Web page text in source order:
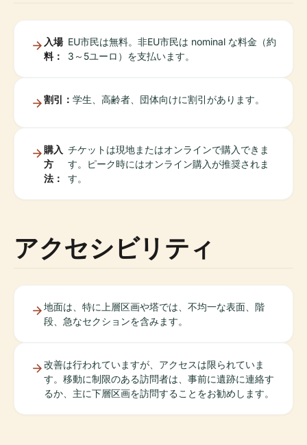
入場
料：
EU市民は無料。非EU市民は nominal な料金（約
3～5ユーロ）を支払います。
割引： 学生、高齢者、団体向けに割引があります。
購入
方
法：
チケットは現地またはオンラインで購入できま
す。ピーク時にはオンライン購入が推奨されま
す。
アクセシビリティ
地面は、特に上層区画や塔では、不均一な表面、階
段、急なセクションを含みます。
改善は行われていますが、アクセスは限られていま
す。移動に制限のある訪問者は、事前に遺跡に連絡す
るか、主に下層区画を訪問することをお勧めします。